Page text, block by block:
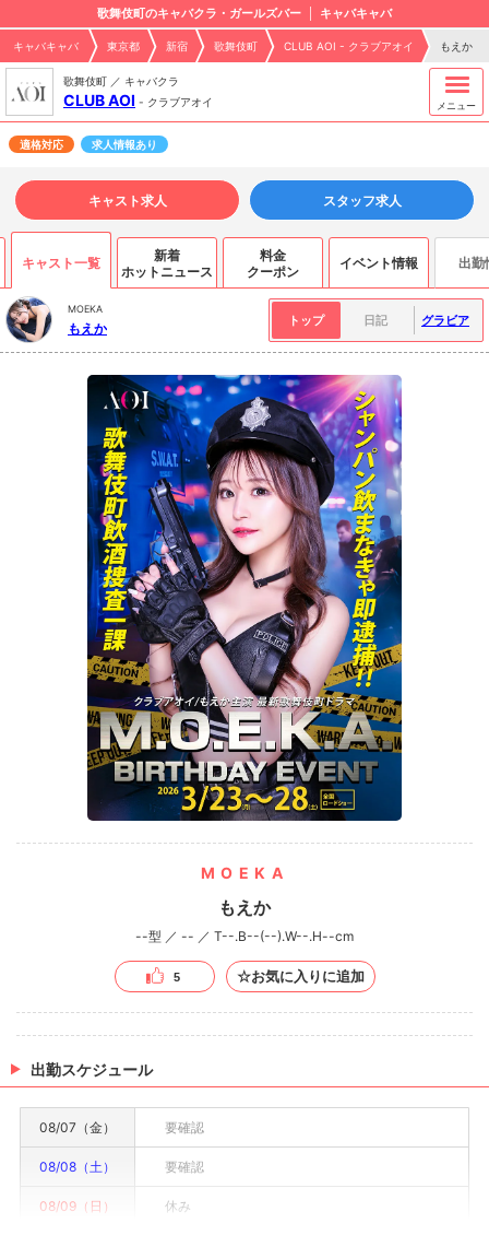
歌舞伎町のキャバクラ・ガールズバー キャバキャバ
キャバキャバ 東京都 新宿 歌舞伎町 CLUB AOI - クラブアオイ もえか
歌舞伎町 ／ キャバクラ
CLUB AOI - クラブアオイ メニュー
適格対応 求人情報あり
キャスト求人 スタッフ求人
キャスト一覧
新着
ホットニュース
料金
クーポン
イベント情報 出勤
MOEKA
もえか トップ 日記 グラビア
MOEKA
もえか
--型 ／ -- ／ T--.B--(--).W--.H--cm
5 ☆お気に入りに追加
出勤スケジュール
08/07（金） 要確認
08/08（土） 要確認
08/09（日） 休み